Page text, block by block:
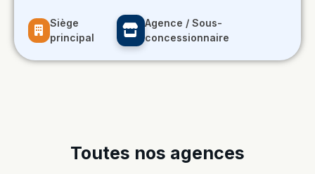
Siège
principal
Agence / Sous-
concessionnaire
Toutes nos agences